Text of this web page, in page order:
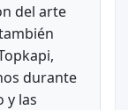
del arte
durante
y las